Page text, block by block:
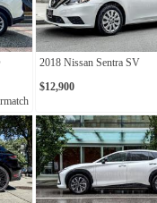
2018 Nissan Sentra SV
$12,900